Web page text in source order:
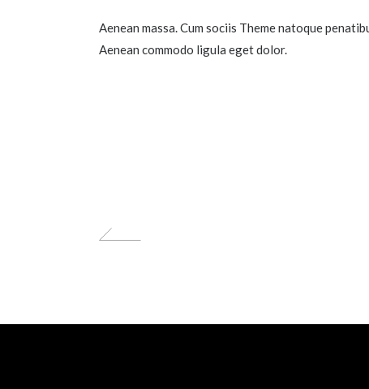
Aenean massa. Cum sociis Theme natoque
Aenean commodo ligula eget dolor.